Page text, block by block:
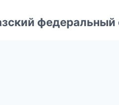
федеральный